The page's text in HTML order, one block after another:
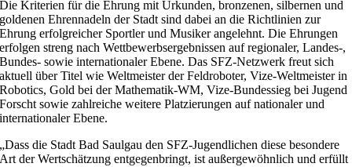
Die Kriterien für die Ehrung mit Urkunden, bronzenen, silbernen und
goldenen Ehrennadeln der Stadt sind dabei an die Richtlinien zur
Ehrung erfolgreicher Sportler und Musiker angelehnt. Die Ehrungen
erfolgen streng nach Wettbewerbsergebnissen auf regionaler, Landes-,
Bundes- sowie internationaler Ebene. Das SFZ-Netzwerk freut sich
aktuell über Titel wie Weltmeister der Feldroboter, Vize-Weltmeister in
Robotics, Gold bei der Mathematik-WM, Vize-Bundessieg bei Jugend
Forscht sowie zahlreiche weitere Platzierungen auf nationaler und
internationaler Ebene.
„Dass die Stadt Bad Saulgau den SFZ-Jugendlichen diese besondere
Art der Wertschätzung entgegenbringt, ist außergewöhnlich und erfüllt